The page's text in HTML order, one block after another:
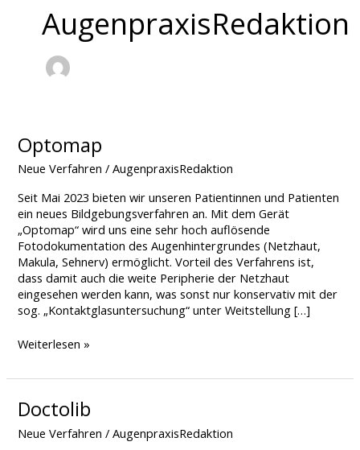
AugenpraxisRedaktion
Optomap
Neue Verfahren /AugenpraxisRedaktion
Seit Mai 2023 bieten wir unseren Patientinnen und Patienten
ein neues Bildgebungsverfahren an. Mit dem Gerät
„Optomap“ wird uns eine sehr hoch auflösende
Fotodokumentation des Augenhintergrundes (Netzhaut,
Makula, Sehnerv) ermöglicht. Vorteil des Verfahrens ist,
dass damit auch die weite Peripherie der Netzhaut
eingesehen werden kann, was sonst nur konservativ mit der
sog. „Kontaktglasuntersuchung“ unter Weitstellung […]
Optomap
Weiterlesen »
Doctolib
Neue Verfahren /AugenpraxisRedaktion
Doctolib